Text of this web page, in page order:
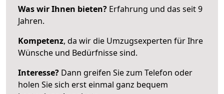
Was wir Ihnen bieten? Erfahrung und das seit 9
Jahren.
Kompetenz, da wir die Umzugsexperten für Ihre
Wünsche und Bedürfnisse sind.
Interesse? Dann greifen Sie zum Telefon oder
holen Sie sich erst einmal ganz bequem